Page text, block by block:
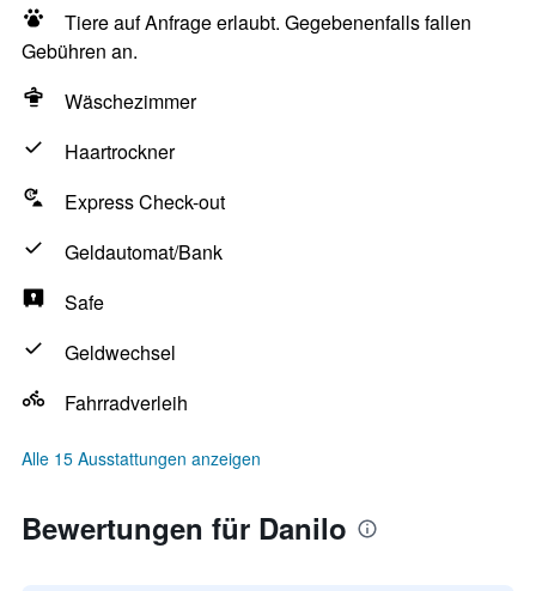
Tiere auf Anfrage erlaubt. Gegebenenfalls fallen
Gebühren an.
Wäschezimmer
Haartrockner
Express Check-out
Geldautomat/Bank
Safe
Geldwechsel
Fahrradverleih
Alle 15 Ausstattungen anzeigen
Bewertungen für Danilo